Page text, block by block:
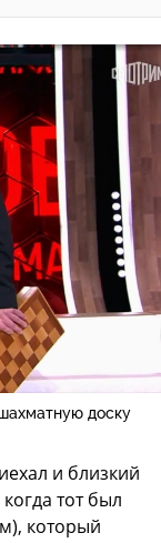
доску
и близкий
тот был
который